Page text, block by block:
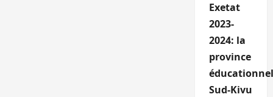
Exetat
2023-
2024: la
province
Sud-Kivu